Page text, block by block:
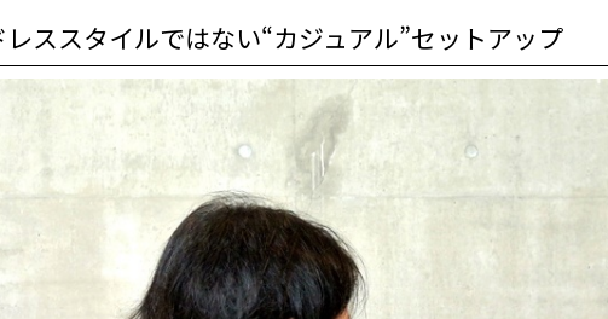
ススタイルではない“カジュアル”セットアップ